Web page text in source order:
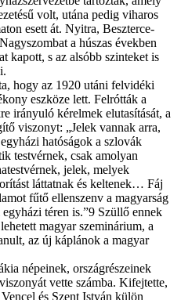
volt, utána pedig viharos
esett át. Nyitra, Beszterce­
a húszas években
kapott, s az alsóbb szinteket is
hogy az 1920 utáni felvidéki
eszköze lett. Felrótták a
irányuló kérelmek elutasítását, a
viszonyt: „Jelek vannak arra,
hatóságok a szlovák
testvérnek, csak amolyan
jelek, melyek
láttatnak és keltenek… Fáj
fűtő ellenszenv a magyarság
téren is.”9 Szüllő ennek
magyar szeminárium, a
az új káplánok a magyar
népeinek, országrészeinek
vette számba. Kifejtette,
és Szent István külön